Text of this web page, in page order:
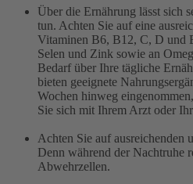
Über die Ernährung lässt sich
tun. Achten Sie auf eine
Vitaminen B6, B12, C, D und
Selen und Zink sowie an
Bedarf über Ihre tägliche
bieten geeignete
Wochen hinweg
Sie sich mit Ihrem Arzt oder
Achten Sie auf ausreichenden
Denn während der Nachtruhe
Abwehrzellen.